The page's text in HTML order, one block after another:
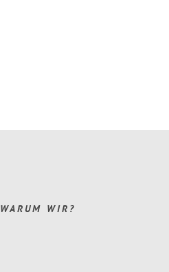
WARUM WIR?